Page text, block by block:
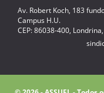
Av. Robert Koch, 183
Campus H.U.
CEP: 86038-400, Londrina,